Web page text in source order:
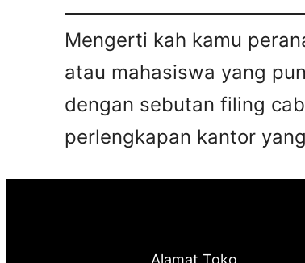
Mengerti kah kamu
atau mahasiswa yang
dengan sebutan filing
perlengkapan kantor
Alamat Toko